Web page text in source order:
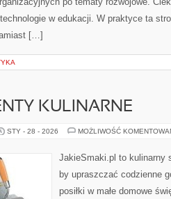
w edukacji. W praktyce ta
[…]
KULINARNE
STY - 28 - 2026 MOŻLIWOŚĆ
JakieSmaki.pl to kulinarny
by upraszczać codzienne
posiłki w małe domowe